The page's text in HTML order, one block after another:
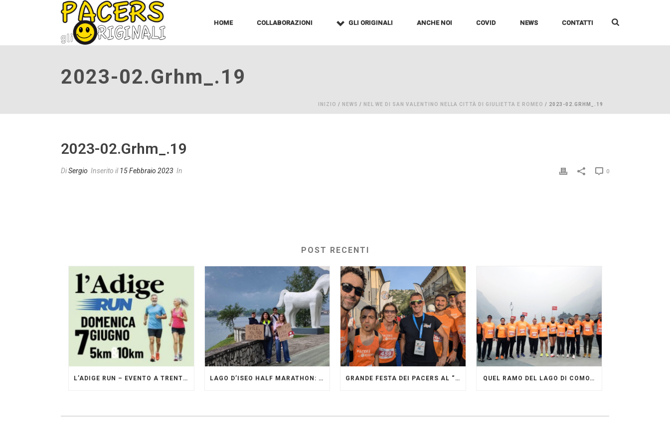
HOME COLLABORAZIONI GLI ORIGINALI ANCHE NOI COVID NEWS CONTATTI
2023-02.grhm_.19
INIZIO / NEWS / NEL WE DI SAN VALENTINO NELLA CITTÀ DI GIULIETTA E ROMEO / 2023-02.GRHM_.19
2023-02.grhm_.19
DiSergio Inserito il15 Febbraio 2023 In 0
POST RECENTI
L’ADIGE RUN – EVENTO A TRENTO GESTITO DAI PACERS GLI ORIGINALI LAGO D’ISEO HALF MARATHON: ORIGINALI PRESENTI GRANDE FESTA DEI PACERS AL “GARDA LAKE RUNNING FESTIVAL” QUEL RAMO DEL LAGO DI COMO…